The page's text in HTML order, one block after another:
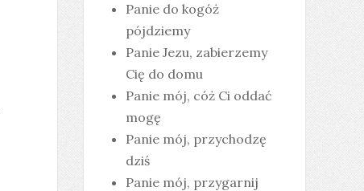
Panie do kogóż
pójdziemy
Panie Jezu, zabierzemy
Cię do domu
Panie mój, cóż Ci oddać
mogę
Panie mój, przychodzę
dziś
Panie mój, przygarnij